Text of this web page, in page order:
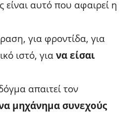
είναι αυτό που αφαιρεί η
για φροντίδα, για
ιστό, γιανα είσαι
απαιτεί τον
μηχάνημα συνεχούς